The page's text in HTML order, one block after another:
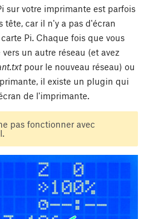
sur votre imprimante est parfois
tête, car il n'y a pas d'écran
Pi. Chaque fois que vous
un autre réseau (et avez
pour le nouveau réseau) ou
il existe un plugin qui
de l'imprimante.
pas fonctionner avec